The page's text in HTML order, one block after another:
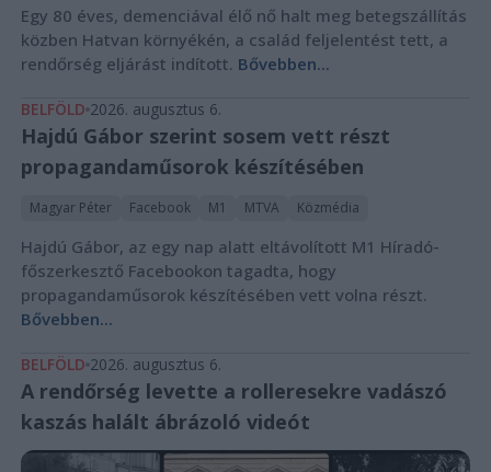
Egy 80 éves, demenciával élő nő halt meg betegszállítás
közben Hatvan környékén, a család feljelentést tett, a
rendőrség eljárást indított. Bővebben...
BELFÖLD 2026. augusztus 6.
Hajdú Gábor szerint sosem vett részt
propagandaműsorok készítésében
Magyar Péter Facebook M1 MTVA Közmédia
Hajdú Gábor, az egy nap alatt eltávolított M1 Híradó-
főszerkesztő Facebookon tagadta, hogy
propagandaműsorok készítésében vett volna részt.
Bővebben...
BELFÖLD 2026. augusztus 6.
A rendőrség levette a rolleresekre vadászó
kaszás halált ábrázoló videót